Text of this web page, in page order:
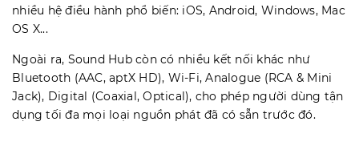
nhiều hệ điều hành phổ biến: iOS, Android, Windows, Mac
OS X...
Ngoài ra, Sound Hub còn có nhiều kết nối khác như
Bluetooth (AAC, aptX HD), Wi-Fi, Analogue (RCA & Mini
Jack), Digital (Coaxial, Optical), cho phép người dùng tận
dụng tối đa mọi loại nguồn phát đã có sẵn trước đó.